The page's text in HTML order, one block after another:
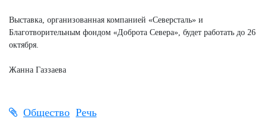
Выставка, организованная компанией «Северсталь» и
Благотворительным фондом «Доброта Севера», будет работать до 26
октября.
Жанна Газзаева
Общество Речь